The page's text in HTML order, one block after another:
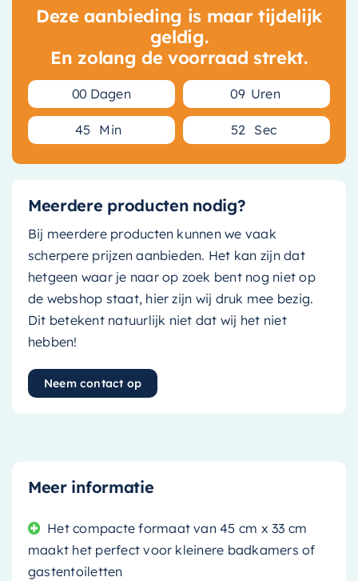
Deze aanbieding is maar tijdelijk
geldig.
En zolang de voorraad strekt.
00 Dagen 09 Uren
45 Min 52 Sec
Meerdere producten nodig?
Bij meerdere producten kunnen we vaak
scherpere prijzen aanbieden. Het kan zijn dat
hetgeen waar je naar op zoek bent nog niet op
de webshop staat, hier zijn wij druk mee bezig.
Dit betekent natuurlijk niet dat wij het niet
hebben!
Neem contact op
Meer informatie
Het compacte formaat van 45 cm x 33 cm
maakt het perfect voor kleinere badkamers of
gastentoiletten